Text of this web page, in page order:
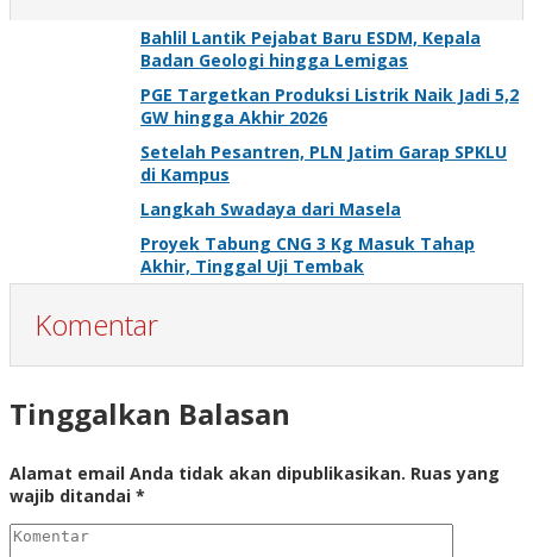
Bahlil Lantik Pejabat Baru ESDM, Kepala
Badan Geologi hingga Lemigas
PGE Targetkan Produksi Listrik Naik Jadi 5,2
GW hingga Akhir 2026
Setelah Pesantren, PLN Jatim Garap SPKLU
di Kampus
Langkah Swadaya dari Masela
Proyek Tabung CNG 3 Kg Masuk Tahap
Akhir, Tinggal Uji Tembak
Komentar
Tinggalkan Balasan
Alamat email Anda tidak akan dipublikasikan. Ruas yang
wajib ditandai *